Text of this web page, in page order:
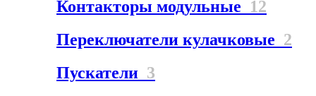
Контакторы модульные 12
Переключатели кулачковые 2
Пускатели 3